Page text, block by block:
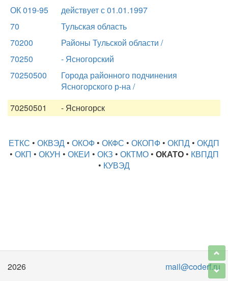
ОК 019-95
действует с 01.01.1997
70
Тульская область
70200
Районы Тульской области /
70250
- Ясногорский
70250500
Города районного подчинения
Ясногорского р-на /
70250501
- Ясногорск
ЕТКС • ОКВЭД • ОКОФ • ОКФС • ОКОПФ • ОКПД • ОКДП
• ОКП • ОКУН • ОКЕИ • ОКЗ • ОКТМО• ОКАТО• КВПДП
• КУВЭД
2026 mail@coderf.ru